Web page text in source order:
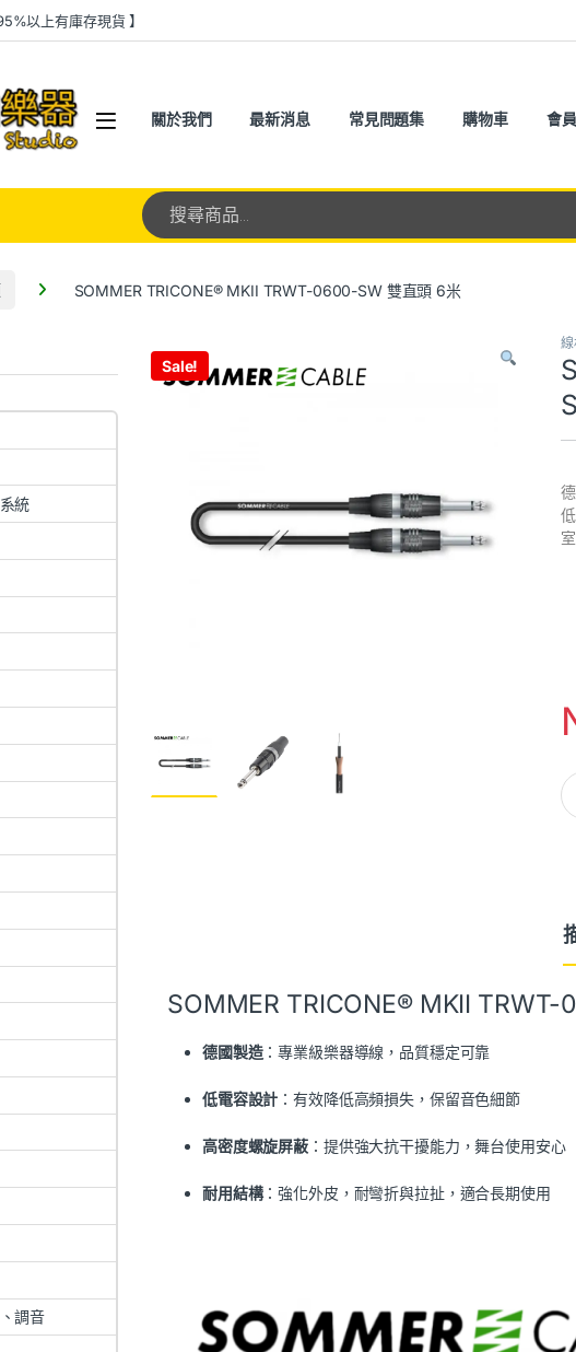
以上有庫存現貨 】
關於我們 最新消息 常見問題集 購物車 會
SOMMER TRICONE® MKII TRWT-0600-SW 雙直頭 6米
Sale!
SOMMER TRICONE® MKII
德國製造：專業級樂器導線，品質穩定可靠
低電容設計 ：有效降低高頻損失，保留音色細節
高密度螺旋屏蔽 ：提供強大抗干擾能力，舞台使用安心
耐用結構：強化外皮，耐彎折與拉扯，適合長期使用
統
調音